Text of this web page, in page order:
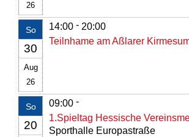
26
So
30
Aug
26
14:00 - 20:00
Teilnhame am Aßlarer
So
20
09:00 -
1.Spieltag Hessische
Sporthalle Europastraße